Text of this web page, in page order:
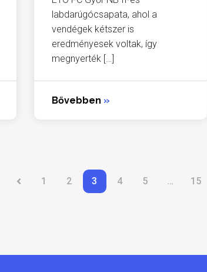
labdarúgócsapata, ahol a
vendégek kétszer is
eredményesek voltak, így
megnyerték […]
Bővebben »
1 2 3 4 5 … 15